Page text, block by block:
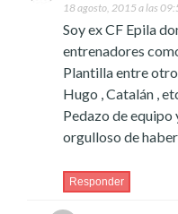
18 agosto, 2015 a las
Soy ex CF Epila
entrenadores
Plantilla entre
Hugo , Catalán ,
Pedazo de equipo
orgulloso de
Responder